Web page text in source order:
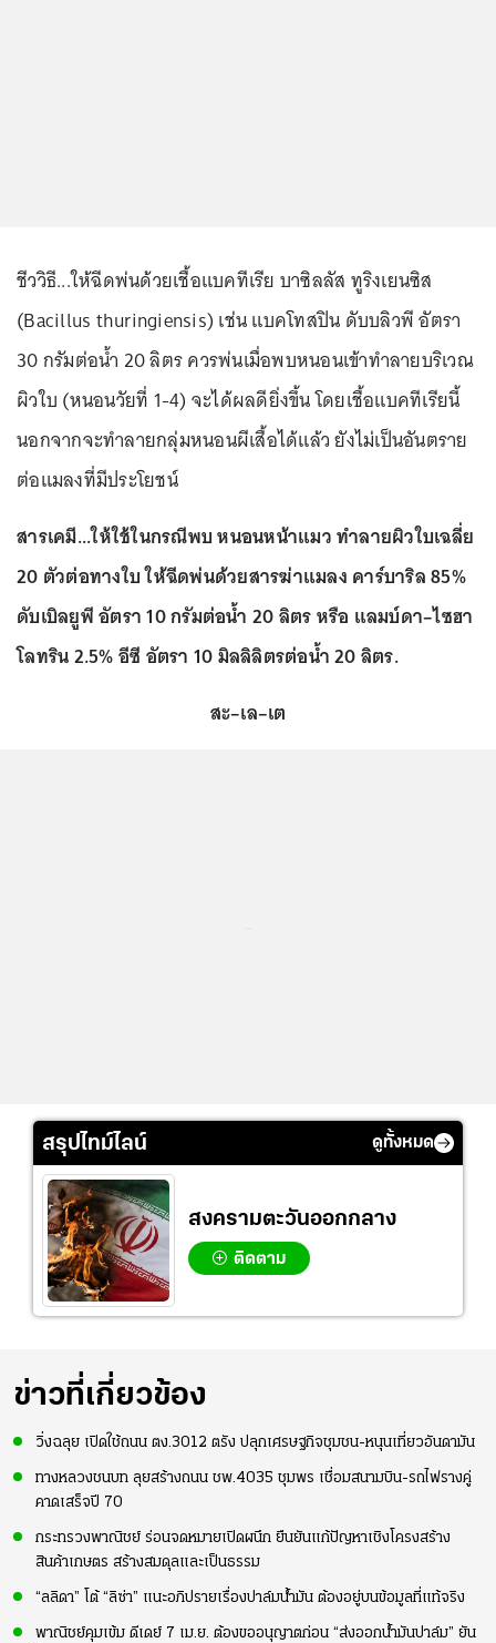
ชีววิธี...ให้ฉีดพ่นด้วยเชื้อแบคทีเรีย บาซิลลัส ทูริงเยนซิส
(Bacillus thuringiensis) เช่น แบคโทสปิน ดับบลิวพี อัตรา
30 กรัมต่อน้ำ 20 ลิตร ควรพ่นเมื่อพบหนอนเข้าทำลายบริเวณ
ผิวใบ (หนอนวัยที่ 1-4) จะได้ผลดียิ่งขึ้น โดยเชื้อแบคทีเรียนี้
นอกจากจะทำลายกลุ่มหนอนผีเสื้อได้แล้ว ยังไม่เป็นอันตราย
ต่อแมลงที่มีประโยชน์
สารเคมี...ให้ใช้ในกรณีพบ หนอนหน้าแมว ทำลายผิวใบเฉลี่ย
20 ตัวต่อทางใบ ให้ฉีดพ่นด้วยสารฆ่าแมลง คาร์บาริล 85%
ดับเบิลยูพี อัตรา 10 กรัมต่อน้ำ 20 ลิตร หรือ แลมบ์ดา–ไซฮา
โลทริน 2.5% อีซี อัตรา 10 มิลลิลิตรต่อน้ำ 20 ลิตร.
สะ–เล–เต
สรุปไทม์ไลน์ ดูทั้งหมด
สงครามตะวันออกกลาง
ติดตาม
ข่าวที่เกี่ยวข้อง
วิ่งฉลุย เปิดใช้ถนน ตง.3012 ตรัง ปลุกเศรษฐกิจชุมชน-หนุนเที่ยวอันดามัน
ทางหลวงชนบท ลุยสร้างถนน ชพ.4035 ชุมพร เชื่อมสนามบิน-รถไฟรางคู่
คาดเสร็จปี 70
กระทรวงพาณิชย์ ร่อนจดหมายเปิดผนึก ยืนยันแก้ปัญหาเชิงโครงสร้าง
สินค้าเกษตร สร้างสมดุลและเป็นธรรม
“ลลิดา” โต้ “ลิซ่า” แนะอภิปรายเรื่องปาล์มน้ำมัน ต้องอยู่บนข้อมูลที่แท้จริง
พาณิชย์คุมเข้ม ดีเดย์ 7 เม.ย. ต้องขออนุญาตก่อน “ส่งออกน้ำมันปาล์ม” ยัน